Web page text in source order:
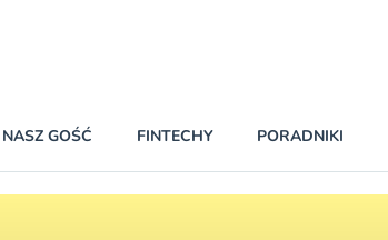
BEZPIECZEŃSTWO
NASZ GOŚĆ FINTECHY PORADNIKI